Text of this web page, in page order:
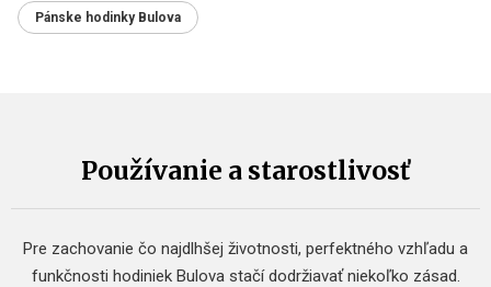
Pánske hodinky Bulova
Používanie a starostlivosť
Pre zachovanie čo najdlhšej životnosti, perfektného vzhľadu a
funkčnosti hodiniek Bulova stačí dodržiavať niekoľko zásad.